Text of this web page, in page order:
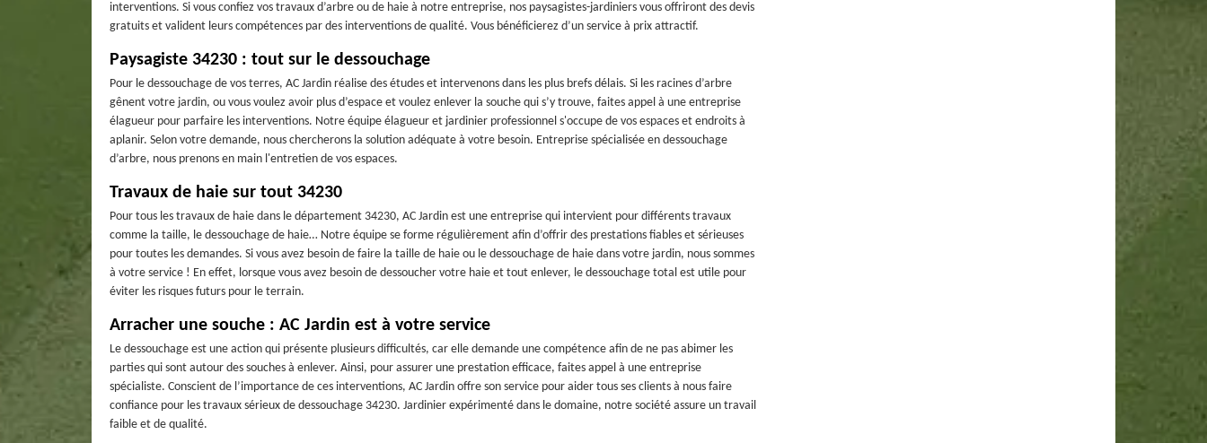
interventions. Si vous confiez vos travaux d’arbre ou de haie à notre entreprise, nos paysagistes-jardiniers vous offriront des devis
gratuits et valident leurs compétences par des interventions de qualité. Vous bénéficierez d’un service à prix attractif.
Paysagiste 34230 : tout sur le dessouchage
Pour le dessouchage de vos terres, AC Jardin réalise des études et intervenons dans les plus brefs délais. Si les racines d’arbre
gênent votre jardin, ou vous voulez avoir plus d’espace et voulez enlever la souche qui s’y trouve, faites appel à une entreprise
élagueur pour parfaire les interventions. Notre équipe élagueur et jardinier professionnel s'occupe de vos espaces et endroits à
aplanir. Selon votre demande, nous chercherons la solution adéquate à votre besoin. Entreprise spécialisée en dessouchage
d’arbre, nous prenons en main l'entretien de vos espaces.
Travaux de haie sur tout 34230
Pour tous les travaux de haie dans le département 34230, AC Jardin est une entreprise qui intervient pour différents travaux
comme la taille, le dessouchage de haie… Notre équipe se forme régulièrement afin d’offrir des prestations fiables et sérieuses
pour toutes les demandes. Si vous avez besoin de faire la taille de haie ou le dessouchage de haie dans votre jardin, nous sommes
à votre service ! En effet, lorsque vous avez besoin de dessoucher votre haie et tout enlever, le dessouchage total est utile pour
éviter les risques futurs pour le terrain.
Arracher une souche : AC Jardin est à votre service
Le dessouchage est une action qui présente plusieurs difficultés, car elle demande une compétence afin de ne pas abimer les
parties qui sont autour des souches à enlever. Ainsi, pour assurer une prestation efficace, faites appel à une entreprise
spécialiste. Conscient de l’importance de ces interventions, AC Jardin offre son service pour aider tous ses clients à nous faire
confiance pour les travaux sérieux de dessouchage 34230. Jardinier expérimenté dans le domaine, notre société assure un travail
faible et de qualité.